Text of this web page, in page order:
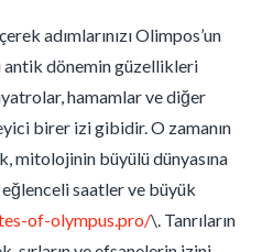
adımlarınızı Olimpos’un
antik dönemin güzellikleri
hamamlar ve diğer
birer izi gibidir. O zamanın
mitolojinin büyülü dünyasına
eğlenceli saatler ve büyük
of-olympus.pro/\. Tanrıların